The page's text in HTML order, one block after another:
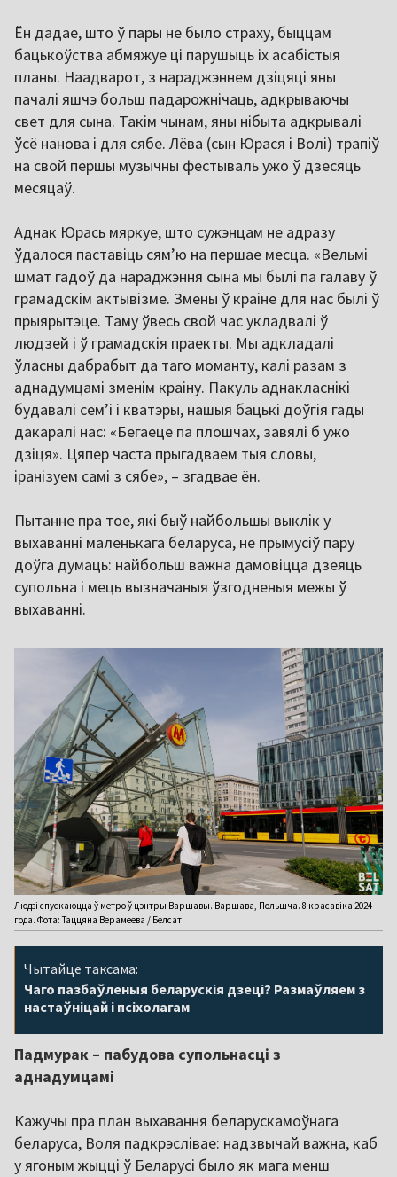
Ён дадае, што ў пары не было страху, быццам
бацькоўства абмяжуе ці парушыць іх асабістыя
планы. Наадварот, з нараджэннем дзіцяці яны
пачалі яшчэ больш падарожнічаць, адкрываючы
свет для сына. Такім чынам, яны нібыта адкрывалі
ўсё нанова і для сябе. Лёва (сын Юрася і Волі) трапіў
на свой першы музычны фестываль ужо ў дзесяць
месяцаў.
Аднак Юрась мяркуе, што сужэнцам не адразу
ўдалося паставіць сям’ю на першае месца. «Вельмі
шмат гадоў да нараджэння сына мы былі па галаву ў
грамадскім актывізме. Змены ў краіне для нас былі ў
прыярытэце. Таму ўвесь свой час укладвалі ў
людзей і ў грамадскія праекты. Мы адкладалі
ўласны дабрабыт да таго моманту, калі разам з
аднадумцамі зменім краіну. Пакуль аднакласнікі
будавалі сем’і і кватэры, нашыя бацькі доўгія гады
дакаралі нас: «Бегаеце па плошчах, завялі б ужо
дзіця». Цяпер часта прыгадваем тыя словы,
іранізуем самі з сябе», – згадвае ён.
Пытанне пра тое, які быў найбольшы выклік у
выхаванні маленькага беларуса, не прымусіў пару
доўга думаць: найбольш важна дамовіцца дзеяць
супольна і мець вызначаныя ўзгодненыя межы ў
выхаванні.
Людзі спускаюцца ў метро ў цэнтры Варшавы. Варшава, Польшча. 8 красавіка 2024
года. Фота: Таццяна Верамеева / Белсат
Чытайце таксама:
Чаго пазбаўленыя беларускія дзеці? Размаўляем з
настаўніцай і псіхолагам
Падмурак – пабудова супольнасці з
аднадумцамі
Кажучы пра план выхавання беларускамоўнага
беларуса, Воля падкрэслівае: надзвычай важна, каб
у ягоным жыцці ў Беларусі было як мага менш